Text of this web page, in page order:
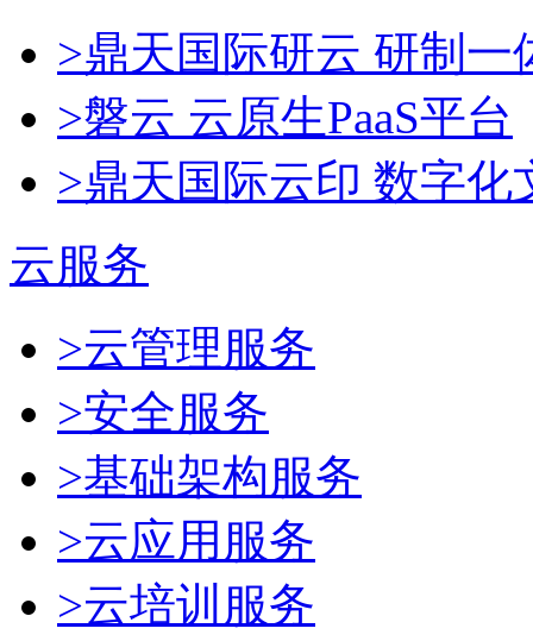
>鼎天国际研云 研制
>磐云 云原生PaaS平台
>鼎天国际云印 数字化
云服务
>云管理服务
>安全服务
>基础架构服务
>云应用服务
>云培训服务